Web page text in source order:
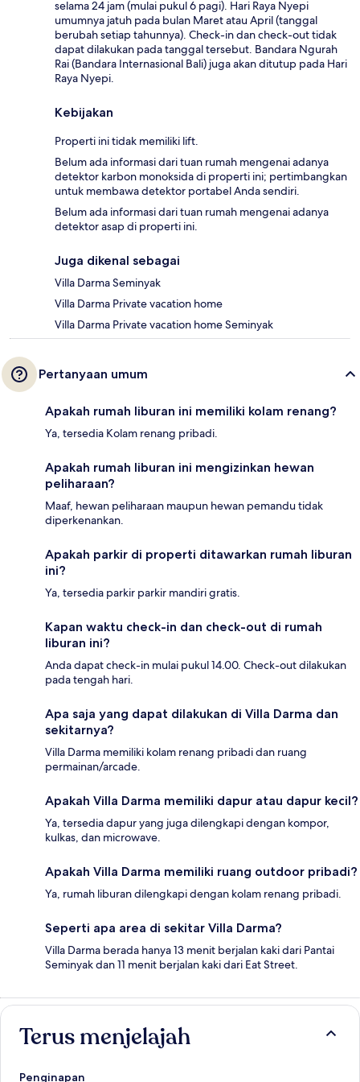
selama 24 jam (mulai pukul 6 pagi). Hari Raya Nyepi
umumnya jatuh pada bulan Maret atau April (tanggal
berubah setiap tahunnya). Check-in dan check-out tidak
dapat dilakukan pada tanggal tersebut. Bandara Ngurah
Rai (Bandara Internasional Bali) juga akan ditutup pada Hari
Raya Nyepi.
Kebijakan
Properti ini tidak memiliki lift.
Belum ada informasi dari tuan rumah mengenai adanya
detektor karbon monoksida di properti ini; pertimbangkan
untuk membawa detektor portabel Anda sendiri.
Belum ada informasi dari tuan rumah mengenai adanya
detektor asap di properti ini.
Juga dikenal sebagai
Villa Darma Seminyak
Villa Darma Private vacation home
Villa Darma Private vacation home Seminyak
Pertanyaan umum
Apakah rumah liburan ini memiliki kolam renang?
Ya, tersedia Kolam renang pribadi.
Apakah rumah liburan ini mengizinkan hewan
peliharaan?
Maaf, hewan peliharaan maupun hewan pemandu tidak
diperkenankan.
Apakah parkir di properti ditawarkan rumah liburan
ini?
Ya, tersedia parkir parkir mandiri gratis.
Kapan waktu check-in dan check-out di rumah
liburan ini?
Anda dapat check-in mulai pukul 14.00. Check-out dilakukan
pada tengah hari.
Apa saja yang dapat dilakukan di Villa Darma dan
sekitarnya?
Villa Darma memiliki kolam renang pribadi dan ruang
permainan/arcade.
Apakah Villa Darma memiliki dapur atau dapur kecil?
Ya, tersedia dapur yang juga dilengkapi dengan kompor,
kulkas, dan microwave.
Apakah Villa Darma memiliki ruang outdoor pribadi?
Ya, rumah liburan dilengkapi dengan kolam renang pribadi.
Seperti apa area di sekitar Villa Darma?
Villa Darma berada hanya 13 menit berjalan kaki dari Pantai
Seminyak dan 11 menit berjalan kaki dari Eat Street.
Terus menjelajah
Penginapan